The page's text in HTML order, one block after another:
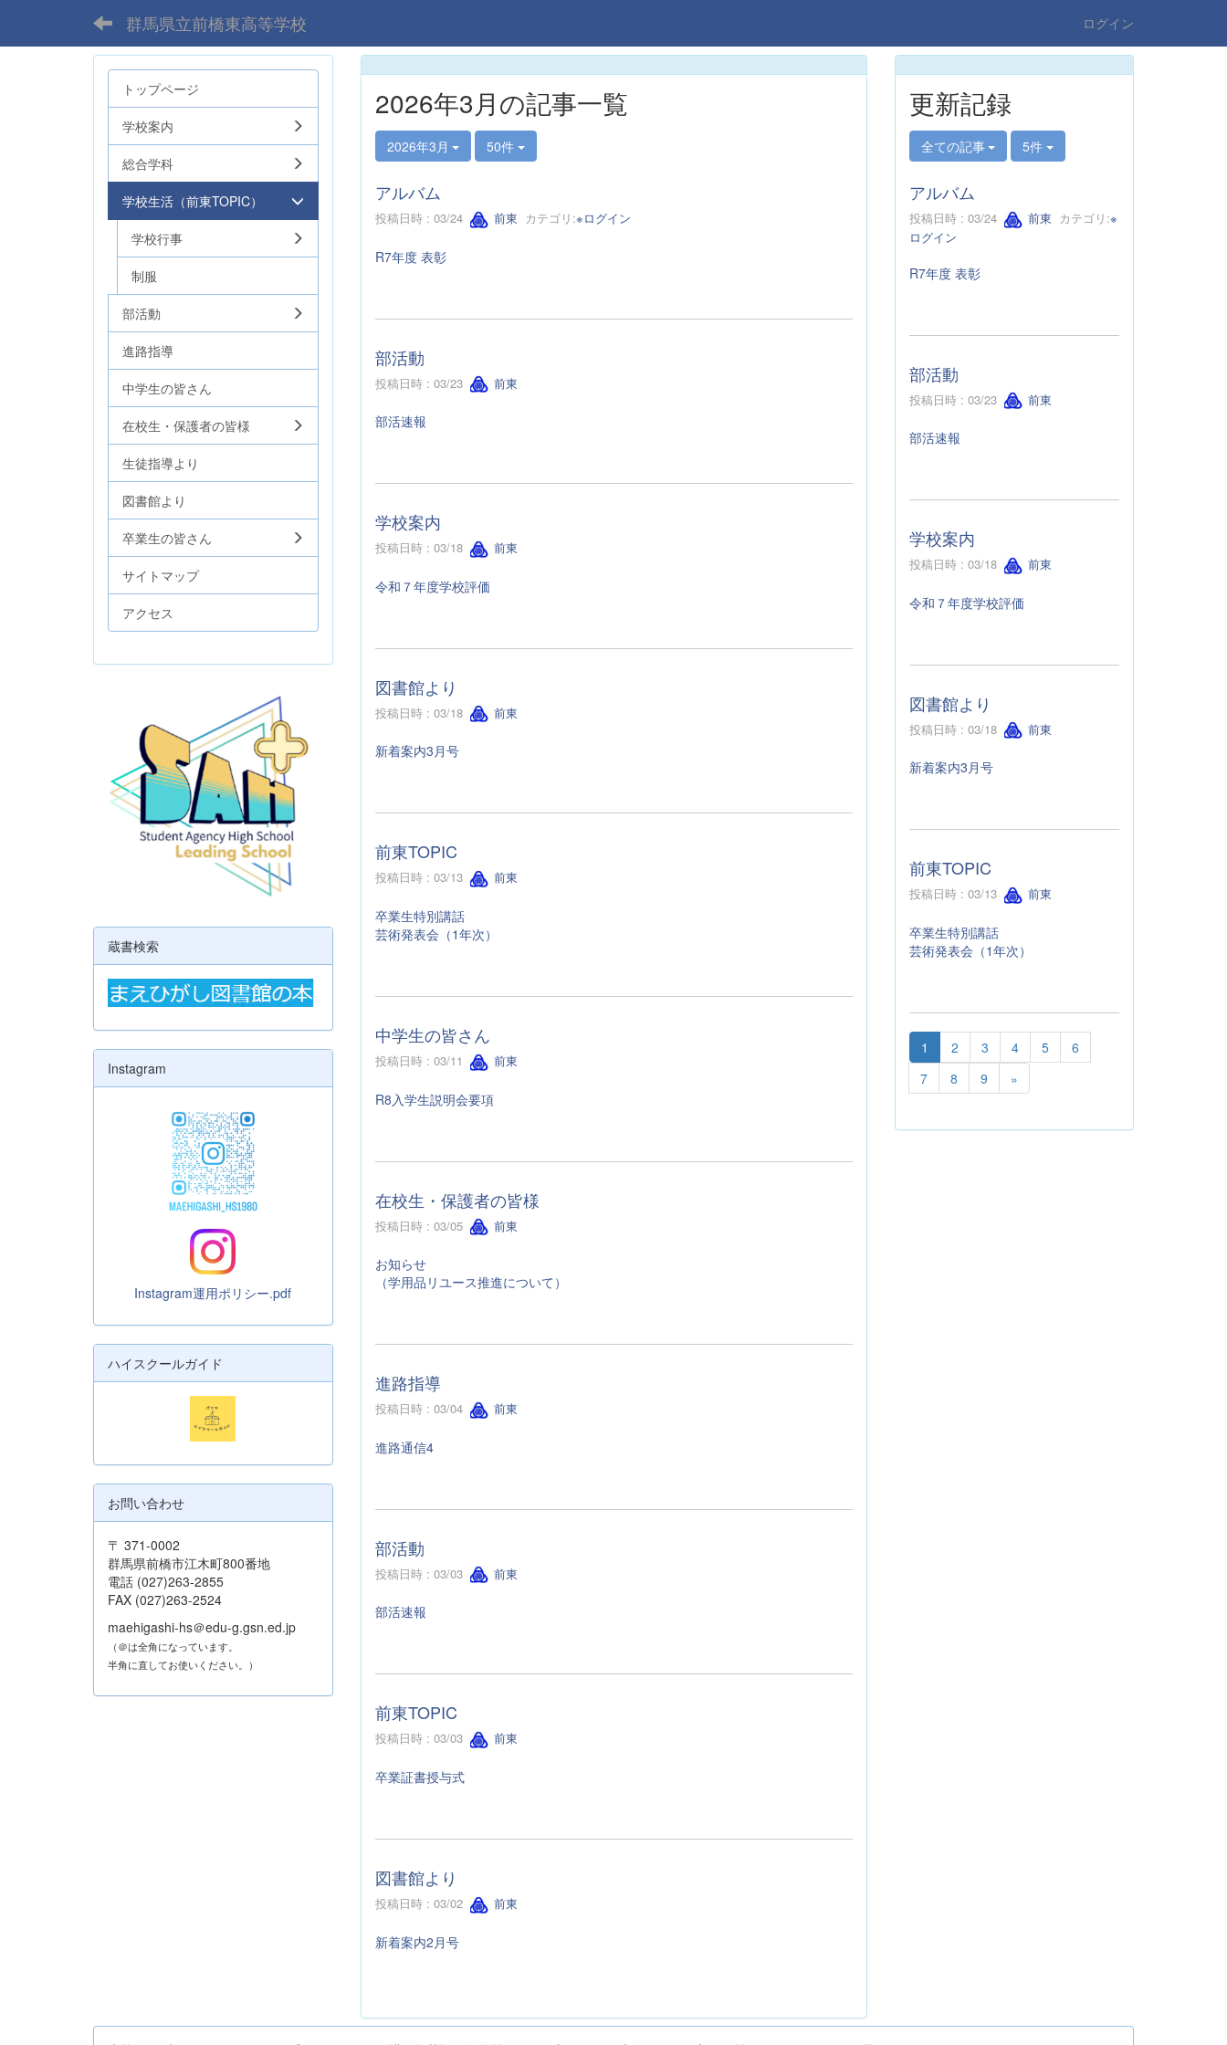
群馬県立前橋東高等学校 ログイン
2026年3月の記事一覧
2026年3月 50件
アルバム
投稿日時 : 03/24 前東 カテゴリ:※ログイン
R7年度 表彰
部活動
投稿日時 : 03/23 前東
部活速報
学校案内
投稿日時 : 03/18 前東
令和７年度学校評価
図書館より
投稿日時 : 03/18 前東
新着案内3月号
前東TOPIC
投稿日時 : 03/13 前東
卒業生特別講話
芸術発表会（1年次）
中学生の皆さん
投稿日時 : 03/11 前東
R8入学生説明会要項
在校生・保護者の皆様
投稿日時 : 03/05 前東
お知らせ
（学用品リユース推進について）
進路指導
投稿日時 : 03/04 前東
進路通信4
部活動
投稿日時 : 03/03 前東
部活速報
前東TOPIC
投稿日時 : 03/03 前東
卒業証書授与式
図書館より
投稿日時 : 03/02 前東
新着案内2月号
トップページ
学校案内
総合学科
学校生活（前東TOPIC）
学校行事
制服
部活動
進路指導
中学生の皆さん
在校生・保護者の皆様
生徒指導より
図書館より
卒業生の皆さん
サイトマップ
アクセス
蔵書検索
Instagram
Instagram運用ポリシー.pdf
ハイスクールガイド
お問い合わせ
〒 371-0002
群馬県前橋市江木町800番地
電話 (027)263-2855
FAX (027)263-2524
maehigashi-hs＠edu-g.gsn.ed.jp
（＠は全角になっています。
半角に直してお使いください。）
更新記録
全ての記事 5件
アルバム
投稿日時 : 03/24 前東 カテゴリ:※
ログイン
R7年度 表彰
部活動
投稿日時 : 03/23 前東
部活速報
学校案内
投稿日時 : 03/18 前東
令和７年度学校評価
図書館より
投稿日時 : 03/18 前東
新着案内3月号
前東TOPIC
投稿日時 : 03/13 前東
卒業生特別講話
芸術発表会（1年次）
1 2 3 4 5
6
7
8 9 »